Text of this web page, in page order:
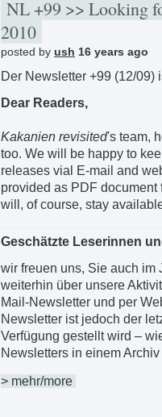
NL +99 >> Looking
2010
posted by ush 16 years ago
Der Newsletter +99 (12/09)
Dear Readers,
Kakanien revisited's team,
too. We will be happy to
releases vial E-mail and
provided as PDF
will, of course, stay
Geschätzte Leserinnen
wir freuen uns, Sie auch im
weiterhin über unsere
Mail-Newsletter und per
Newsletter ist jedoch der
Verfügung gestellt wird –
Newsletters in einem
> mehr/more